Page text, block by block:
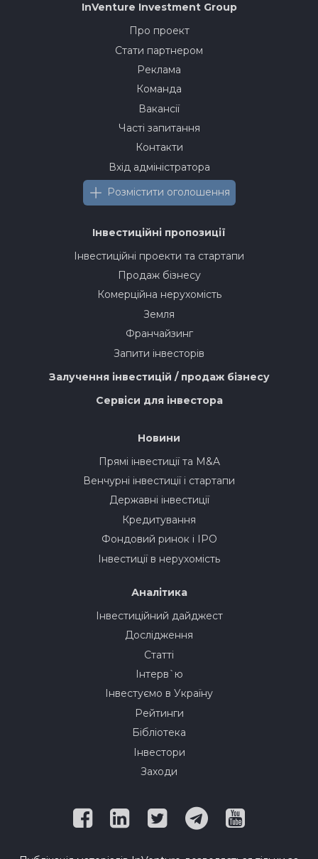
InVenture Investment Group
Про проект
Стати партнером
Реклама
Команда
Вакансії
Часті запитання
Контакти
Вхід адміністратора
Розмістити оголошення
Інвестиційні пропозиції
Інвестиційні проекти та стартапи
Продаж бізнесу
Комерційна нерухомість
Земля
Франчайзинг
Запити інвесторів
Залучення інвестицій / продаж бізнесу
Сервіси для інвестора
Новини
Прямі інвестиції та M&A
Венчурні інвестиції і стартапи
Державні інвестиції
Кредитування
Фондовий ринок і IPO
Інвестиції в нерухомість
Аналітика
Інвестиційний дайджест
Дослідження
Статті
Інтерв`ю
Інвестуємо в Україну
Рейтинги
Бібліотека
Інвестори
Заходи